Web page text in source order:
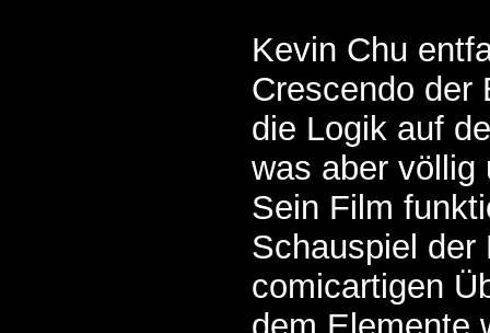
Kevin Chu
Crescendo der
die Logik auf
was aber völlig
Sein Film
Schauspiel der
comicartigen